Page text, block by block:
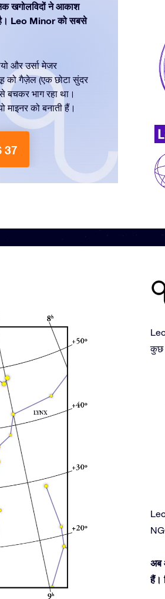
खगोलविदों ने आकाश
है। Leo Minor को सबसे
और उर्सा मेजर
को गैज़ेल (एक छोटा सुंदर
बचकर भाग रहा था।
को बनाती हैं।
37
कुछ
अब
हैं।